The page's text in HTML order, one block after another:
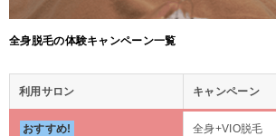
全身脱毛の体験キャンペーン一覧
利用サロン キャンペーン
おすすめ!
全身+VIO脱毛